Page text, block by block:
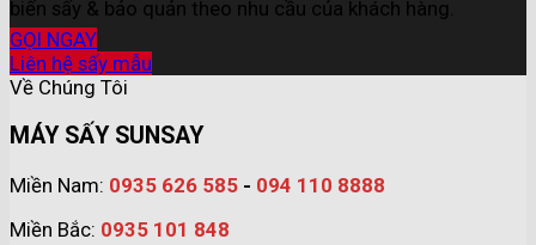
biến sấy & bảo quản theo nhu cầu của khách hàng.
GỌI NGAY
Liên hệ sấy mẫu
Về Chúng Tôi
MÁY SẤY SUNSAY
Miền Nam: 0935 626 585 - 094 110 8888
Miền Bắc: 0935 101 848